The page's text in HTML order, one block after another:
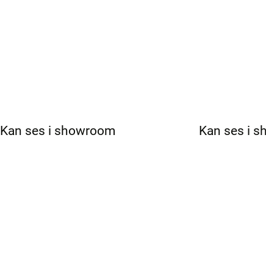
Kan ses i showroom Kan ses i